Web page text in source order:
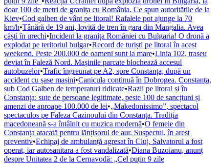
doar 100 de metri de granița cu România. Ce spun autoritățile de la
Kiev•Cod galben de vânt pe litoral! Rafalele pot ajunge la 70
km/h•Tânără de 19 ani, lovită de tren în gara din Mangalia. Avea
căști în urechi•Incident la granița României cu Bulgaria! O dronă a
explodat pe teritoriul bulgar•Record de turiști pe litoral în acest
weekend. Peste 200.000 de oameni sunt la mare•Linia 102, traseu
deviat în Faleză Nord. Mașinile parcate blochează accesul
autobuzelor•Trafic îngreunat pe A2, spre Constanța, după un
accident cu șase mașini•Canicula continuă în Dobrogea. Constanța,
sub Cod Galben de temperaturi ridicate•Razii pe litoral și în
Constanța: sute de persoane legitimate, peste 100 de sancțiuni și
amenzi de aproape 100.000 de lei•„Makedonissimo”, spectacol
spectaculos pe Faleza Cazinoului din Constanța. Tradiția
macedoneană s-a întâlnit cu muzica modernă•O femeie din
Constanța atacată pentru lănțișorul de aur. Suspectul, în arest
preventiv•Echipaj de ambulanță agresat în Cluj. Salvatorul a fost
operat, iar autosanitara a fost vandalizată•Diana Buzoianu, anunț
despre Unitatea 2 de la Cernavodă: „Cel puțin 9 zile